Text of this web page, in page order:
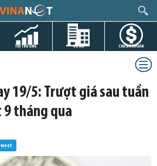
THỊ TRƯỜNG DỰ ÁN CHỨNG KHOÁN
19/5: Trượt giá sau tuần
tháng qua